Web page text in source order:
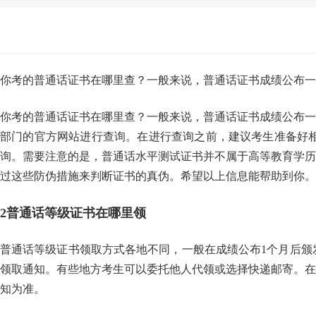
你考的普通话证书在哪里查？一般来说，普通话证书成绩公布
你考的普通话证书在哪里查？一般来说，普通话证书成绩公布
部门的官方网站进行查询。在进行查询之前，建议考生准备
询。需要注意的是，普通话水平测试证书并不属于高等教育学
过这些防伪措施来判断证书的真伪。希望以上信息能帮助到你。
2普通话等级证书在哪里领
普通话等级证书领取方式各地不同，一般在成绩公布1个月后
领取通知。有些地方考生可以委托他人代领或选择快递邮寄。
知为准。